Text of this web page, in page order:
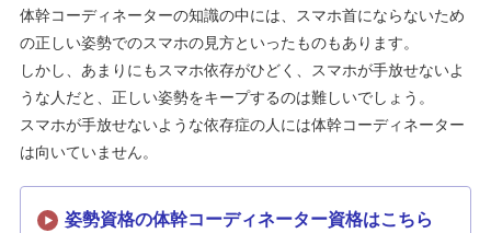
体幹コーディネーターの知識の中には、スマホ首にならないため
の正しい姿勢でのスマホの見方といったものもあります。
しかし、あまりにもスマホ依存がひどく、スマホが手放せないよ
うな人だと、正しい姿勢をキープするのは難しいでしょう。
スマホが手放せないような依存症の人には体幹コーディネーター
は向いていません。
姿勢資格の体幹コーディネーター資格はこちら